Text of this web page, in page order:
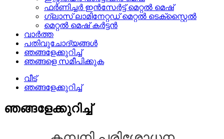
ഫർണിച്ചർ ഇൻസേർട്ട് മെറ്റൽ മെഷ്
ഗ്ലാസ് ലാമിനേറ്റഡ് മെറ്റൽ ടെക്സ്റ്റൈൽ
മെറ്റൽ മെഷ് കർട്ടൻ
വാർത്ത
പതിവുചോദ്യങ്ങൾ
ഞങ്ങളേക്കുറിച്ച്
ഞങ്ങളെ സമീപിക്കുക
വീട്
ഞങ്ങളേക്കുറിച്ച്
ഞങ്ങളേക്കുറിച്ച്